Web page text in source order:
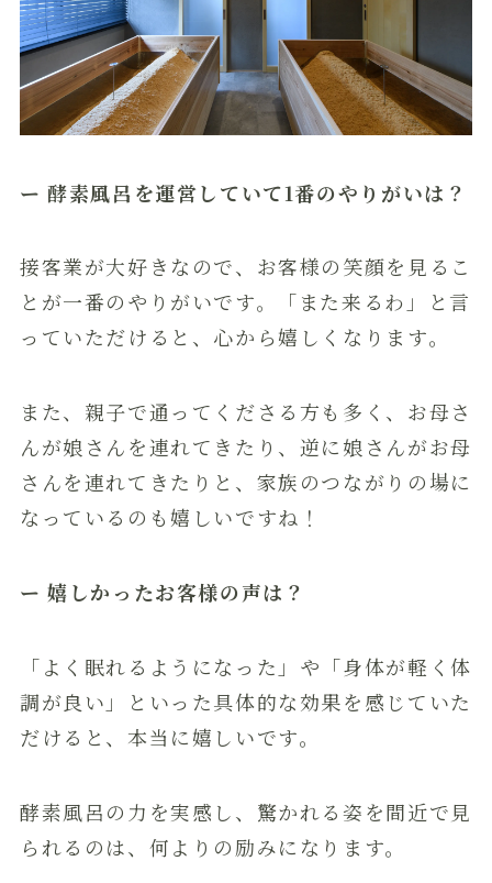
ー 酵素風呂を運営していて1番のやりがいは？
接客業が大好きなので、お客様の笑顔を見るこ
とが一番のやりがいです。「また来るわ」と言
っていただけると、心から嬉しくなります。
また、親子で通ってくださる方も多く、お母さ
んが娘さんを連れてきたり、逆に娘さんがお母
さんを連れてきたりと、家族のつながりの場に
なっているのも嬉しいですね！
ー 嬉しかったお客様の声は？
「よく眠れるようになった」や「身体が軽く体
調が良い」といった具体的な効果を感じていた
だけると、本当に嬉しいです。
酵素風呂の力を実感し、驚かれる姿を間近で見
られるのは、何よりの励みになります。